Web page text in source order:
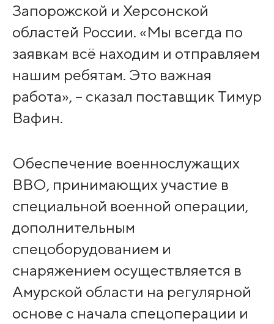
Запорожской и Херсонской
областей России. «Мы всегда по
заявкам всё находим и отправляем
нашим ребятам. Это важная
работа», – сказал поставщик Тимур
Вафин.
Обеспечение военнослужащих
ВВО, принимающих участие в
специальной военной операции,
дополнительным
спецоборудованием и
снаряжением осуществляется в
Амурской области на регулярной
основе с начала спецоперации и